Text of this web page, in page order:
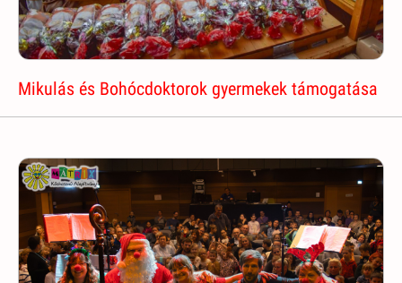
Mikulás és Bohócdoktorok gyermekek támogatása